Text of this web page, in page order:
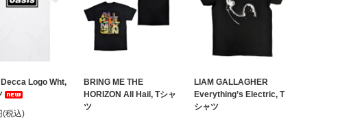
Logo Wht,
(税込)
BRING ME THE
HORIZON All Hail, Tシャ
ツ
LIAM GALLAGHER
Everything’s Electric, T
シャツ